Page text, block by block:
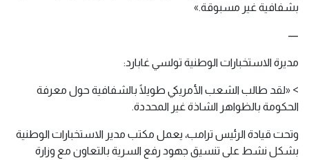
بشفافية غير مسبوقة.»
—
مديرة الاستخبارات الوطنية تولسي غابارد:
> «لقد طالب الشعب الأمريكي طويلًا بالشفافية حول معرفة
الحكومة بالظواهر الشاذة غير المحددة.
وتحت قيادة الرئيس ترامب، يعمل مكتب مدير الاستخبارات الوطنية
بشكل نشط على تنسيق جهود رفع السرية بالتعاون مع وزارة